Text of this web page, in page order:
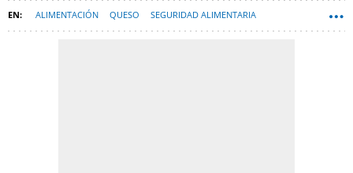
ALIMENTACIÓN QUESO SEGURIDAD ALIMENTARIA